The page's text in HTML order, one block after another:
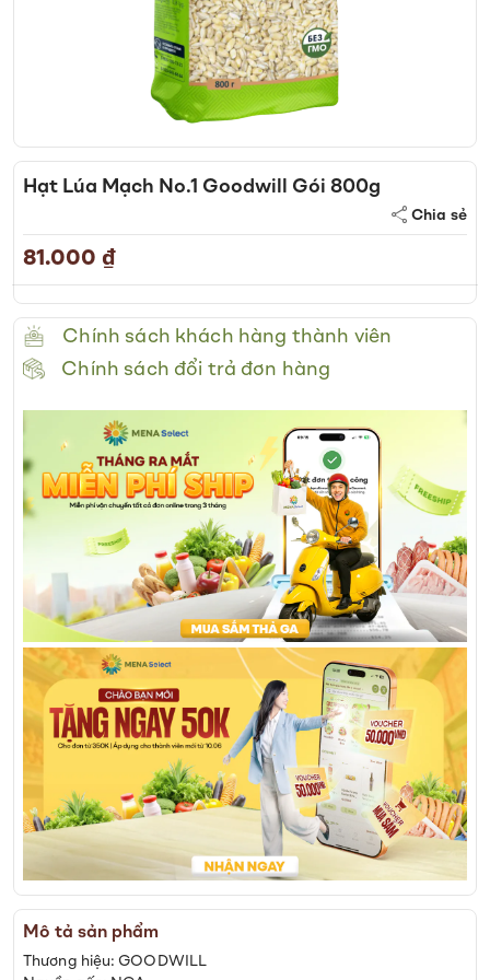
Skip
to
of
the
images
gallery
Hạt Lúa Mạch No.1 Goodwill Gói 800g
Chia sẻ
81.000 ₫
Chính sách khách hàng thành viên
Chính sách đổi trả đơn hàng
Mô tả sản phẩm
Thương hiệu: GOODWILL